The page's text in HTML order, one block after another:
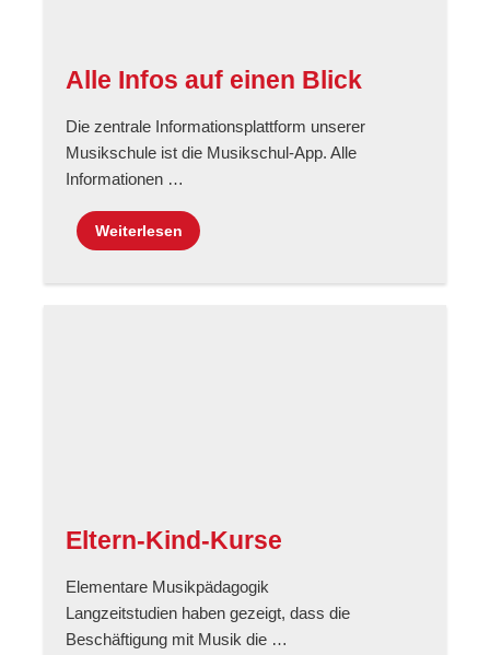
Alle Infos auf einen Blick
Die zentrale Informationsplattform unserer
Musikschule ist die Musikschul-App. Alle
Informationen …
Weiterlesen
Eltern-Kind-Kurse
Elementare Musikpädagogik
Langzeitstudien haben gezeigt, dass die
Beschäftigung mit Musik die …